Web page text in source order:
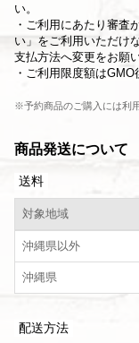
い。
・ご利用にあたり審査
い」をご利用いただけ
支払方法へ変更をお願
・ご利用限度額は
※予約商品のご購入には利
商品発送について
送料
対象地域
沖縄県以外
沖縄県
配送方法